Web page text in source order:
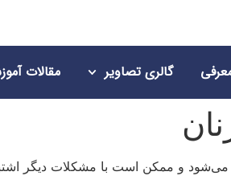
گالری تصاویر مقالات
می‌شود و ممکن است با مشکلات دیگر